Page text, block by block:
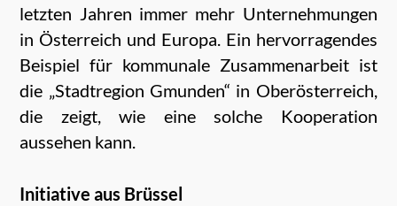
letzten Jahren immer mehr Unternehmungen
in Österreich und Europa. Ein hervorragendes
Beispiel für kommunale Zusammenarbeit ist
die „Stadtregion Gmunden“ in Oberösterreich,
die zeigt, wie eine solche Kooperation
aussehen kann.
Initiative aus Brüssel